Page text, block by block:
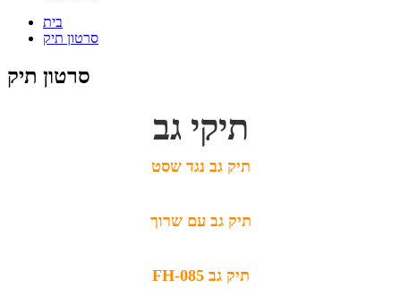
בית
סרטון תיק
סרטון תיק
תיקי גב
תיק גב נגד שסט
תיק גב עם שרוך
FH-085 תיק גב